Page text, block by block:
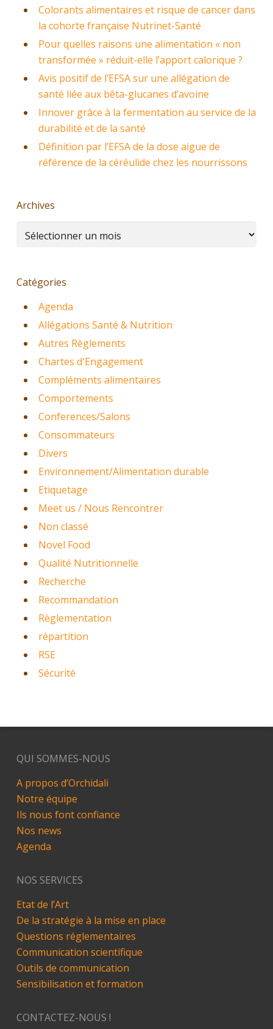
Colorants alimentaires et risque de cancer dans
la cohorte française Nutrinet-Santé
Pour quelles raisons une alimentation « non
transformée » réduit-elle l’apport calorique ?
Avis positif de l’EFSA sur une allégation de
santé liée aux bêta-glucanes d’avoine
Innover grâce à la fermentation au service de la
durabilité et de la santé
Définition par l’EFSA de la dose aigue de
référence de la céréulide chez les nourrissons
Archives
Archives
Catégories
Agenda
Allégations Santé & Nutrition
Autres Règlements
Chartes d'Engagement
Compléments alimentaires
Comportements
Conferences/Salons
Consommateurs
Divers
Environnement/Alimentation durable
Etiquetage
Meet us / Nous Rencontrer
Non classé
Novel Food
Qualité Nutritionnelle
Recherche
Recommandation
Règlementation
répartition
RSE
Sécurité
QUI SOMMES-NOUS
A propos d’Orchidali
Notre équipe
Ils nous font confiance
Nos news
Agenda
NOS SERVICES
Etat de l’Art
De la stratégie à la mise en place
Questions réglementaires
Communication scientifique
Outils de communication
Sensibilisation et formation
CONTACTEZ-NOUS !